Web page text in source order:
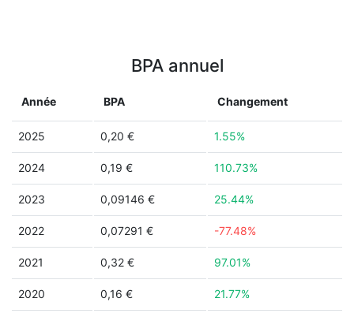
BPA annuel
Année BPA Changement
2025 0,20 € 1.55%
2024 0,19 € 110.73%
2023 0,09146 € 25.44%
2022 0,07291 € -77.48%
2021 0,32 € 97.01%
2020 0,16 € 21.77%